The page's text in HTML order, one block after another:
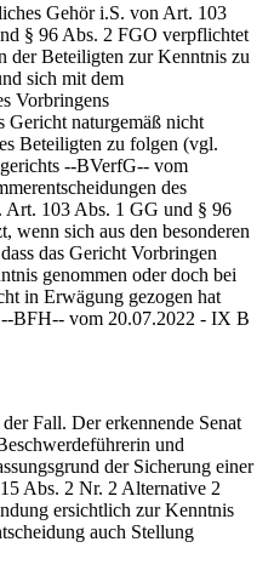
Gehör i.S. von Art. 103
§ 96 Abs. 2 FGO verpflichtet
der Beteiligten zur Kenntnis zu
sich mit dem
Vorbringens
Gericht naturgemäß nicht
Beteiligten zu folgen (vgl.
‑‑BVerfG‑‑ vom
des
Art. 103 Abs. 1 GG und § 96
wenn sich aus den besonderen
das Gericht Vorbringen
genommen oder doch bei
in Erwägung gezogen hat
vom 20.07.2022 - IX B
Fall. Der erkennende Senat
und
der Sicherung einer
Abs. 2 Nr. 2 Alternative 2
ersichtlich zur Kenntnis
auch Stellung